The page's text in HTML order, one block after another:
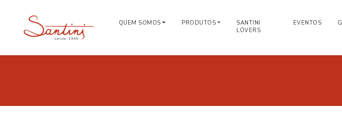
QUEM SOMOS PRODUTOS
SANTINI
LOVERS
EVENTOS